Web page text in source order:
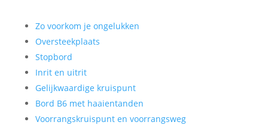
Zo voorkom je ongelukken
Oversteekplaats
Stopbord
Inrit en uitrit
Gelijkwaardige kruispunt
Bord B6 met haaientanden
Voorrangskruispunt en voorrangsweg